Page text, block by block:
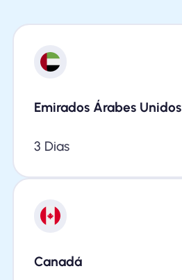
Emirados Árabes Unidos
3 Dias
Canadá